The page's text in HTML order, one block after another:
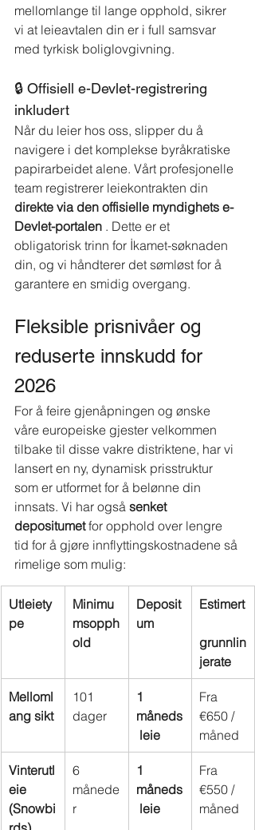
mellomlange til lange opphold, sikrer
vi at leieavtalen din er i full samsvar
med tyrkisk boliglovgivning.
🔒 Offisiell e-Devlet-registrering
inkludert
Når du leier hos oss, slipper du å
navigere i det komplekse byråkratiske
papirarbeidet alene. Vårt profesjonelle
team registrerer leiekontrakten din
direkte via den offisielle myndighets e-
Devlet-portalen . Dette er et
obligatorisk trinn for İkamet-søknaden
din, og vi håndterer det sømløst for å
garantere en smidig overgang.
Fleksible prisnivåer og
reduserte innskudd for
2026
For å feire gjenåpningen og ønske
våre europeiske gjester velkommen
tilbake til disse vakre distriktene, har vi
lansert en ny, dynamisk prisstruktur
som er utformet for å belønne din
innsats. Vi har også senket
depositumet for opphold over lengre
tid for å gjøre innflyttingskostnadene så
rimelige som mulig:
Utleiety
pe
Minimu
msopph
old
Deposit
um
Estimert
grunnlin
jerate
Melloml
ang sikt
101
dager
1
måneds
leie
Fra
€650 /
måned
Vinterutl
eie
(Snowbi
6
månede
r
1
måneds
leie
Fra
€550 /
måned